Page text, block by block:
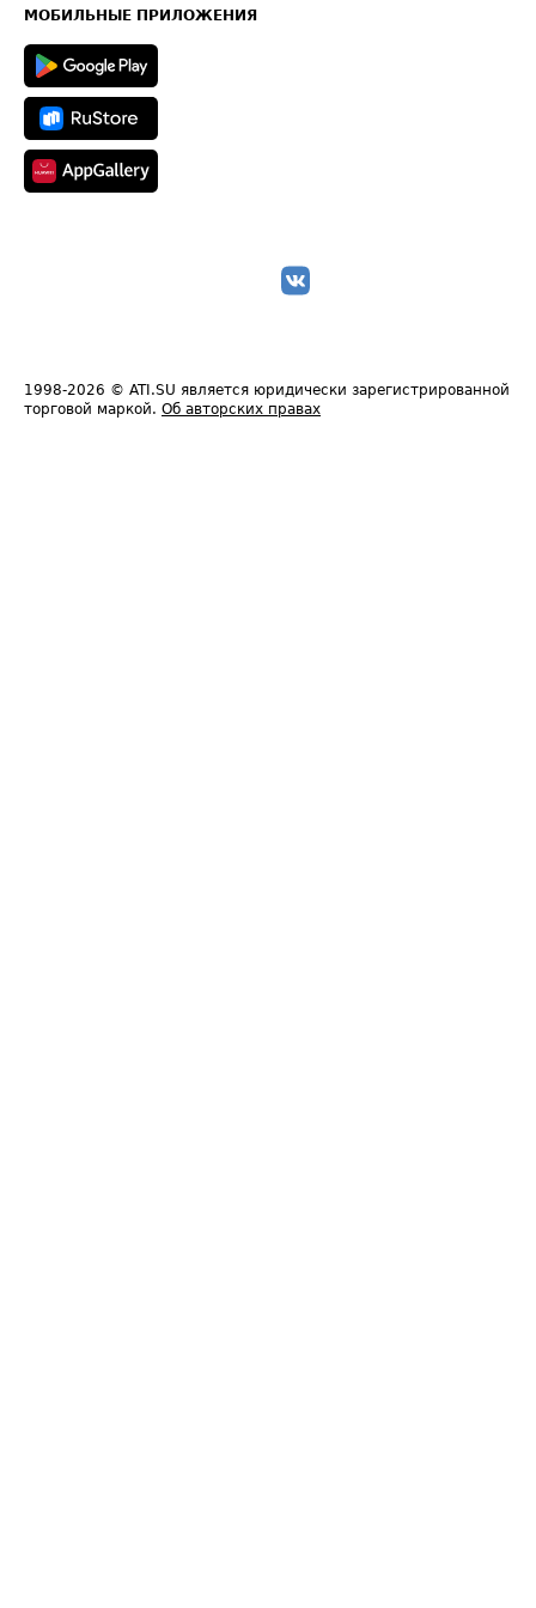
Техническая информация
МОБИЛЬНЫЕ ПРИЛОЖЕНИЯ
1998-2026 © ATI.SU является юридически зарегистрированной
торговой маркой. Об авторских правах